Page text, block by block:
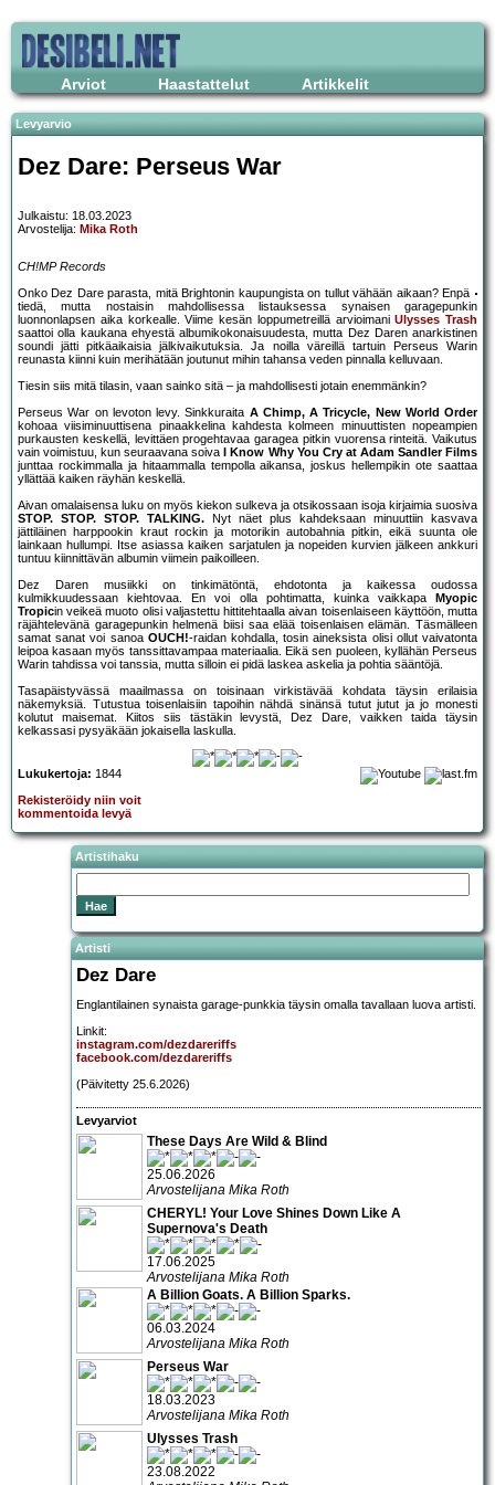
Arviot Haastattelut Artikkelit
Levyarvio
Dez Dare: Perseus War
Julkaistu: 18.03.2023
Arvostelija: Mika Roth
CH!MP Records
Onko Dez Dare parasta, mitä Brightonin kaupungista on tullut vähään aikaan? Enpä
tiedä, mutta nostaisin mahdollisessa listauksessa synaisen garagepunkin
luonnonlapsen aika korkealle. Viime kesän loppumetreillä arvioimaniUlysses Trash
saattoi olla kaukana ehyestä albumikokonaisuudesta, mutta Dez Daren anarkistinen
soundi jätti pitkäaikaisia jälkivaikutuksia. Ja noilla väreillä tartuin Perseus Warin
reunasta kiinni kuin merihätään joutunut mihin tahansa veden pinnalla kelluvaan.
Tiesin siis mitä tilasin, vaan sainko sitä – ja mahdollisesti jotain enemmänkin?
Perseus War on levoton levy. Sinkkuraita A Chimp, A Tricycle, New World Order
kohoaa viisiminuuttisena pinaakkelina kahdesta kolmeen minuuttisten nopeampien
purkausten keskellä, levittäen progehtavaa garagea pitkin vuorensa rinteitä. Vaikutus
vain voimistuu, kun seuraavana soiva
I Know Why You Cry at Adam Sandler Films
junttaa rockimmalla ja hitaammalla tempolla aikansa, joskus hellempikin ote saattaa
yllättää kaiken räyhän keskellä.
Aivan omalaisensa luku on myös kiekon sulkeva ja otsikossaan isoja kirjaimia suosiva
STOP. STOP. STOP. TALKING. Nyt näet plus kahdeksaan minuuttiin kasvava
jättiläinen harppookin kraut rockin ja motorikin autobahnia pitkin, eikä suunta ole
lainkaan hullumpi. Itse asiassa kaiken sarjatulen ja nopeiden kurvien jälkeen ankkuri
tuntuu kiinnittävän albumin viimein paikoilleen.
Dez Daren musiikki on tinkimätöntä, ehdotonta ja kaikessa oudossa
kulmikkuudessaan kiehtovaa. En voi olla pohtimatta, kuinka vaikkapa
Myopic
Tropicin veikeä muoto olisi valjastettu hittitehtaalla aivan toisenlaiseen käyttöön, mutta
räjähtelevänä garagepunkin helmenä biisi saa elää toisenlaisen elämän. Täsmälleen
samat sanat voi sanoa OUCH!-raidan kohdalla, tosin aineksista olisi ollut vaivatonta
leipoa kasaan myös tanssittavampaa materiaalia. Eikä sen puoleen, kyllähän Perseus
Warin tahdissa voi tanssia, mutta silloin ei pidä laskea askelia ja pohtia sääntöjä.
Tasapäistyvässä maailmassa on toisinaan virkistävää kohdata täysin erilaisia
näkemyksiä. Tutustua toisenlaisiin tapoihin nähdä sinänsä tutut jutut ja jo monesti
kolutut maisemat. Kiitos siis tästäkin levystä, Dez Dare, vaikken taida täysin
kelkassasi pysyäkään jokaisella laskulla.
Lukukertoja: 1844
Rekisteröidy niin voit
kommentoida levyä
Artistihaku
Artisti
Dez Dare
Englantilainen synaista garage-punkkia täysin omalla tavallaan luova artisti.
Linkit:
instagram.com/dezdareriffs
facebook.com/dezdareriffs
(Päivitetty 25.6.2026)
Levyarviot
These Days Are Wild & Blind
25.06.2026
Arvostelijana Mika Roth
CHERYL! Your Love Shines Down Like A
Supernova's Death
17.06.2025
Arvostelijana Mika Roth
A Billion Goats. A Billion Sparks.
06.03.2024
Arvostelijana Mika Roth
Perseus War
18.03.2023
Arvostelijana Mika Roth
Ulysses Trash
23.08.2022